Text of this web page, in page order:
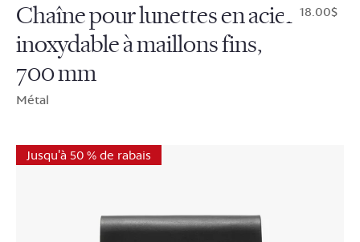
Chaîne pour lunettes en acier
inoxydable à maillons fins,
700 mm
Métal
$18.00
Jusqu'à 50 % de rabais